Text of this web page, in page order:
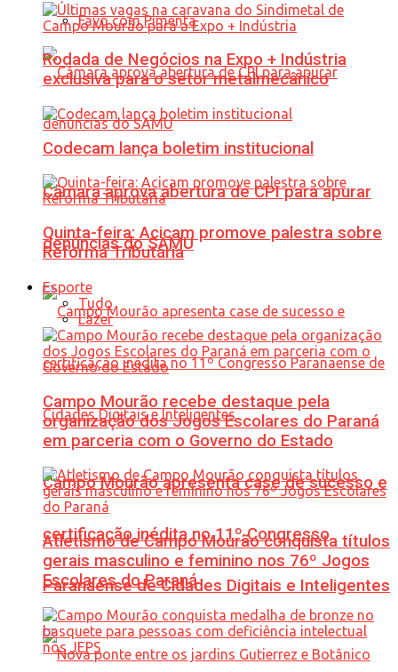
Favo com Pimenta
Câmara aprova abertura de CPI para apurar
denúncias do SAMU
Campo Mourão apresenta case de sucesso e
certificação inédita no 11º Congresso
Paranaense de Cidades Digitais e Inteligentes
Rodada de Negócios na Expo + Indústria
exclusiva para o setor metalmecânico
Codecam lança boletim institucional
Quinta-feira: Acicam promove palestra sobre
Reforma Tributária
Esporte
Tudo
Lazer
Campo Mourão recebe destaque pela
organização dos Jogos Escolares do Paraná
em parceria com o Governo do Estado
Atletismo de Campo Mourão conquista títulos
gerais masculino e feminino nos 76º Jogos
Escolares do Paraná